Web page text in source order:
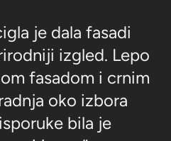
je dala fasadi
izgled. Lepo
fasadom i crnim
oko izbora
bila je